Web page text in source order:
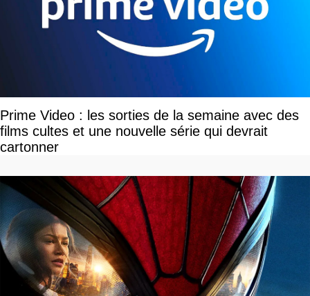
Prime Video : les sorties de la semaine avec des
films cultes et une nouvelle série qui devrait
cartonner